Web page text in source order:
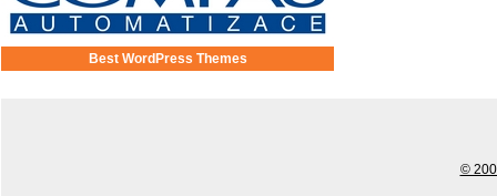
Best WordPress Themes
©